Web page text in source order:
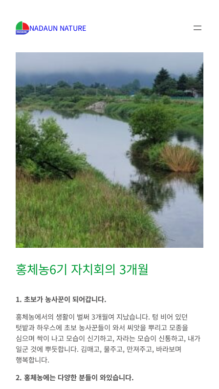
NADAUN NATURE
홍체농6기 자치회의 3개월
1. 초보가 농사꾼이 되어갑니다.
홍체농에서의 생활이 벌써 3개월여 지났습니다. 텅 비어 있던
텃밭과 하우스에 초보 농사꾼들이 와서 씨앗을 뿌리고 모종을
심으며 싹이 나고 모습이 신기하고, 자라는 모습이 신통하고, 내가
일군 것에 뿌듯합니다. 김매고, 물주고, 만져주고, 바라보며
행복합니다.
2. 홍체농에는 다양한 분들이 와있습니다.